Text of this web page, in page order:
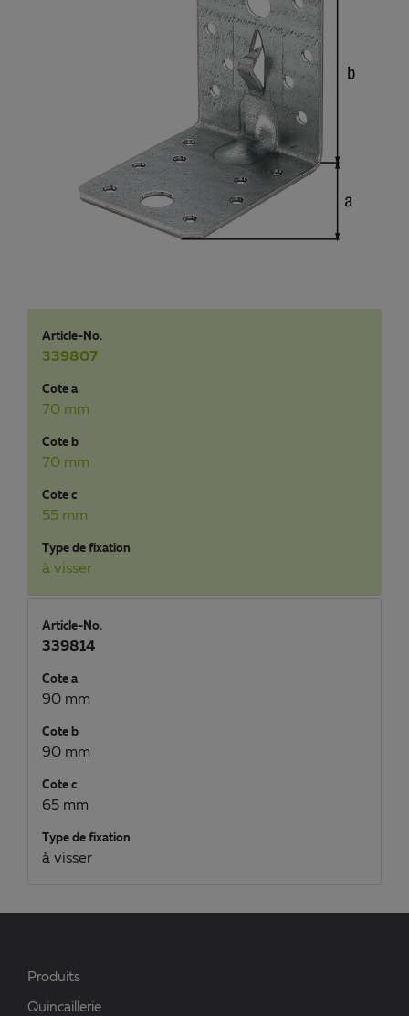
Article-No.
339807
Cote a
70 mm
Cote b
70 mm
Cote c
55 mm
Type de fixation
à visser
Article-No.
339814
Cote a
90 mm
Cote b
90 mm
Cote c
65 mm
Type de fixation
à visser
Produits
Quincaillerie